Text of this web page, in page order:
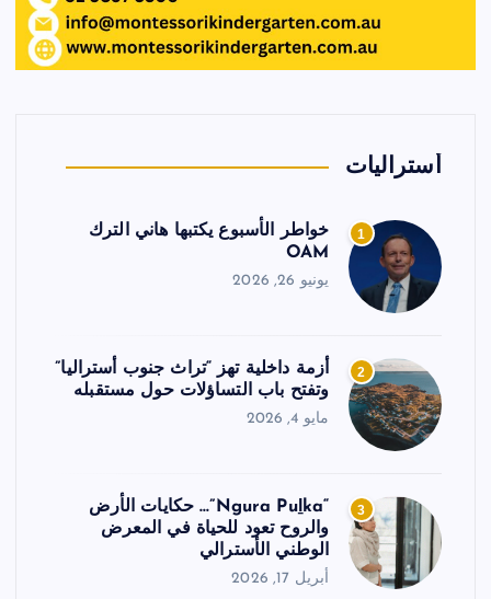
أستراليات
1
خواطر الأسبوع يكتبها هاني الترك
OAM
يونيو 26, 2026
2
أزمة داخلية تهز “تراث جنوب أستراليا”
وتفتح باب التساؤلات حول مستقبله
مايو 4, 2026
3
“Ngura Puḻka”… حكايات الأرض
والروح تعود للحياة في المعرض
الوطني الأسترالي
أبريل 17, 2026